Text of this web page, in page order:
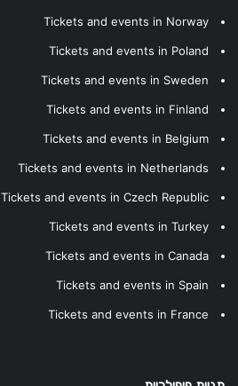
Tickets and events in Norway
Tickets and events in Poland
Tickets and events in Sweden
Tickets and events in Finland
Tickets and events in Belgium
Tickets and events in Netherlands
Tickets and events in Czech Republic
Tickets and events in Turkey
Tickets and events in Canada
Tickets and events in Spain
Tickets and events in France